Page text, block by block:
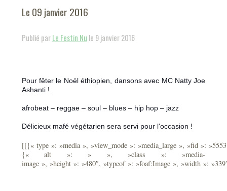
Le 09 janvier 2016
Publié parLe Festin Nu le 9 janvier 2016
Pour fêter le Noël éthiopien, dansons avec MC Natty Joe
Ashanti !
afrobeat – reggae – soul – blues – hip hop – jazz
Délicieux mafé végétarien sera servi pour l'occasion !
[[{« type »: »media », »view_mode »: »media_large », »fid »:
{« alt »: » », »class »: »media-
image », »height »: »480″, »typeof »: »foaf:Image », »width »: